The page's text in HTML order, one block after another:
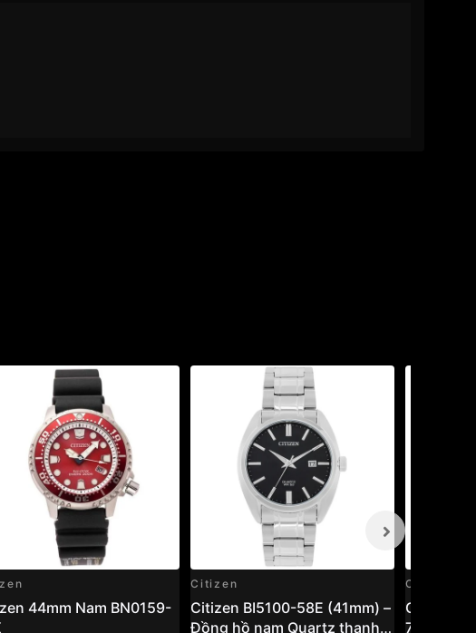
44mm Nam BN0159-
Citizen
Citizen BI5100-58E (41mm) –
Đồng hồ nam Quartz thanh
Citizen
Citizen
75L